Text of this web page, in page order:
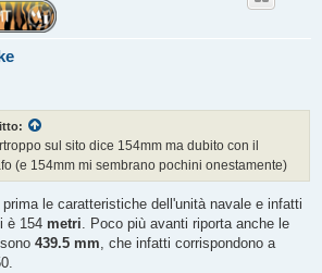
sul sito dice 154mm ma dubito con il
(e 154mm mi sembrano pochini onestamente)
le caratteristiche dell'unità navale e infatti
è 154 metri. Poco più avanti riporta anche le
439.5 mm, che infatti corrispondono a